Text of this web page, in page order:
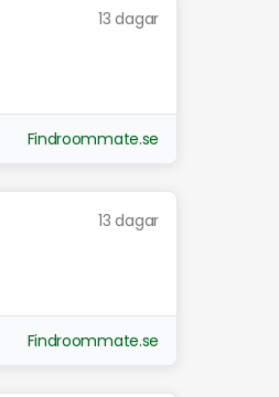
13 dagar
Findroommate.se
13 dagar
Findroommate.se